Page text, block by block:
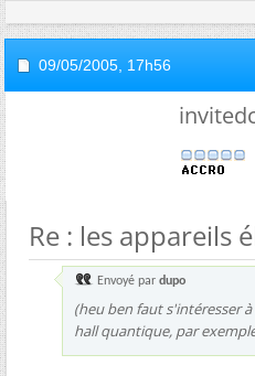
09/05/2005, 17h56
Re : les appareils
Envoyé par dupo
(heu ben faut s'intéresser
hall quantique, par